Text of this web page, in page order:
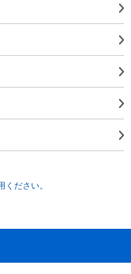
ださい。